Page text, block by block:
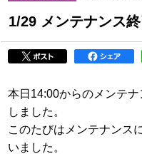
1/29 メンテナンス
本日14:00からのメンテ
しました。
このたびはメンテナンス
いました。